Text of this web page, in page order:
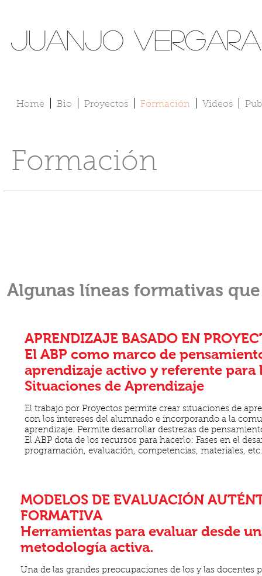
Juanjo Vergara
Home Bio Proyectos Formación Videos
Formación
Algunas líneas formativas
APRENDIZAJE BASADO EN
El ABP como marco de
aprendizaje activo y referente para
Situaciones de Aprendizaje
El trabajo por Proyectos permite crear situaciones de
con los intereses del alumnado e incorporando a la
aprendizaje. Permite desarrollar destrezas de
El ABP dota de los recursos para hacerlo: Fases en el
programación, evaluación, competencias, materiales,
MODELOS DE EVALUACIÓN
FORMATIVA
Herramientas para evaluar desde
metodología activa.
Una de las grandes preocupaciones de los y las docentes